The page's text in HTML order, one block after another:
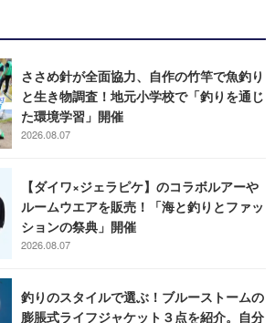
ささめ針が全面協力、自作の竹竿で魚釣り
と生き物調査！地元小学校で「釣りを通じ
た環境学習」開催
2026.08.07
【ダイワ×ジェラピケ】のコラボルアーや
ルームウエアを販売！「海と釣りとファッ
ションの祭典」開催
2026.08.07
釣りのスタイルで選ぶ！ブルーストームの
膨脹式ライフジャケット３点を紹介。自分